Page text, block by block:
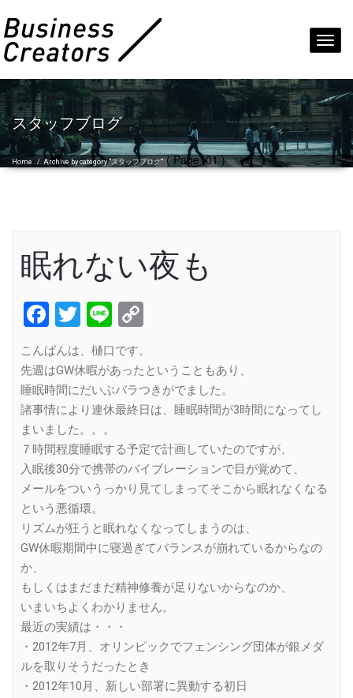
スタッフブログ
Home /Archive by category "スタッフブログ"( Page101 )
眠れない夜も
Facebook
Twitter
Line
こんばんは、樋口です。
先週はGW休暇があったということもあり、
睡眠時間にだいぶバラつきがでました。
諸事情により連休最終日は、睡眠時間が3時間になってし
まいました。。。
７時間程度睡眠する予定で計画していたのですが、
入眠後30分で携帯のバイブレーションで目が覚めて、
メールをついうっかり見てしまってそこから眠れなくなる
という悪循環。
リズムが狂うと眠れなくなってしまうのは、
GW休暇期間中に寝過ぎてバランスが崩れているからなの
か、
もしくはまだまだ精神修養が足りないからなのか、
いまいちよくわかりません。
最近の実績は・・・
・2012年7月、オリンピックでフェンシング団体が銀メダ
ルを取りそうだったとき
・2012年10月、新しい部署に異動する初日